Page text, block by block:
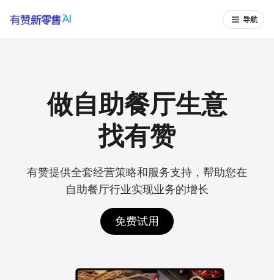
导航
做自助餐厅生意
找有赞
有赞提供全套经营策略和服务支持，帮助您在
自助餐厅行业实现业务的增长
免费试用